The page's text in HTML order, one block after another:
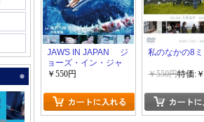
JAWS IN JAPAN ジ
ョーズ・イン・ジャ
パン
￥550円
私のなかの8
￥550円特価: